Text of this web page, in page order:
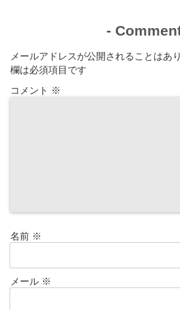
-
メールアドレスが公開されることはあ
欄は必須項目です
コメント ※
名前 ※
メール ※